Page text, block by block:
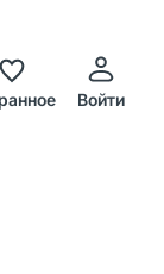
Войти